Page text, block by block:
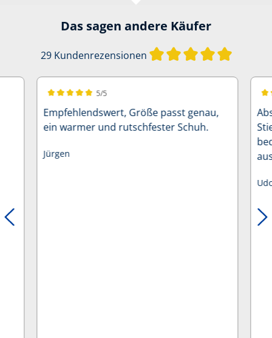
Das sagen andere Käufer
29 Kundenrezensionen
5/5
Empfehlendswert, Größe passt genau,
ein warmer und rutschfester Schuh.
Jürgen